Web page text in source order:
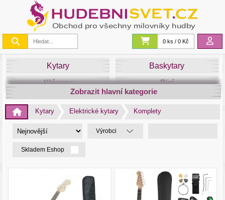
0 ks / 0 Kč
Kytary
Baskytary
Klávesy
Bicí
Smyčce
Dechy
Světla
Zvuk&Studio
Zobrazit hlavní kategorie
Kytary Elektrické kytary Komplety
Výrobci
Skladem Eshop